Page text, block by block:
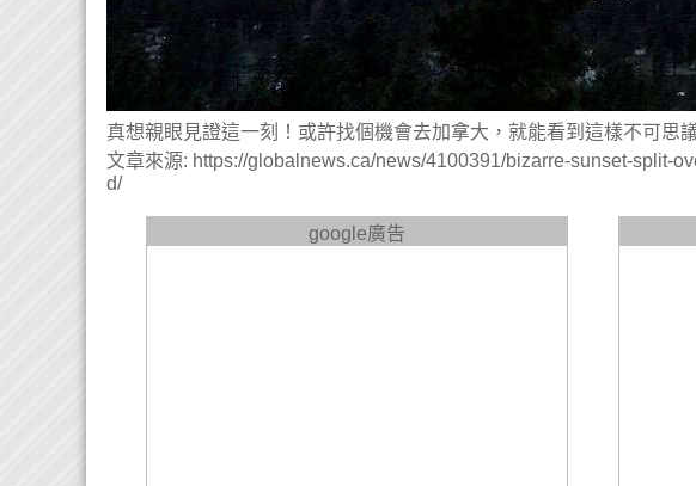
真想親眼見證這一刻！或許找個機會去加拿大，就能看到這樣不可思
文章來源: https://globalnews.ca/news/4100391/bizarre-sunset-split-
d/
google廣告